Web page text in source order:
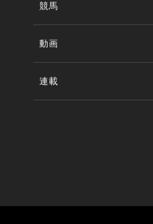
競馬
動画
連載